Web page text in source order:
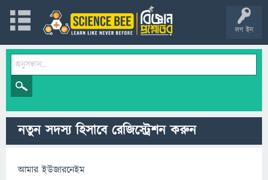
লগ ইন
নতুন সদস্য হিসাবে রেজিস্ট্রেশন করুন
আমার ইউজারনেইম